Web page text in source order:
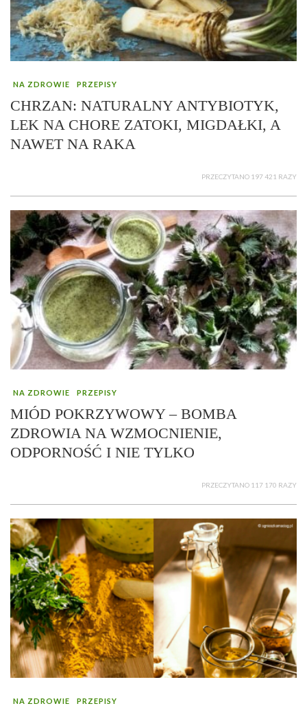
NA ZDROWIE PRZEPISY
CHRZAN: NATURALNY ANTYBIOTYK,
LEK NA CHORE ZATOKI, MIGDAŁKI, A
NAWET NA RAKA
PRZECZYTANO 197 421 RAZY
NA ZDROWIE PRZEPISY
MIÓD POKRZYWOWY – BOMBA
ZDROWIA NA WZMOCNIENIE,
ODPORNOŚĆ I NIE TYLKO
PRZECZYTANO 117 170 RAZY
NA ZDROWIE PRZEPISY